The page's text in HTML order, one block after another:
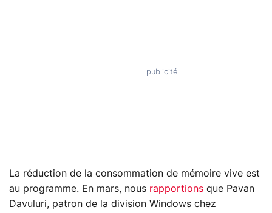
La réduction de la consommation de mémoire vive est
au programme. En mars, nous rapportions que Pavan
Davuluri, patron de la division Windows chez